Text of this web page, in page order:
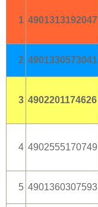
1 4901313192047
2 4901330573041
3 4902201174626
4 4902555170749
5 4901360307593